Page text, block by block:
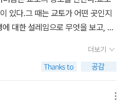
여행과 지식을 즐기는 올바른 방
것이 아니라 얼마나 깊이 있게 보
내와 시간내서 못가봤던 광륭사를
토에서 가장 사랑하는 노무라미술
번 가봐야겠습니다. 한손에는 이
보는 시선도 필요하다는 생각에
나선다는 것은 이미 비극적 역
을 조금은 벗어나보자는 마음
라를 상징하는 문화유산 동대사 금
경주에 가서 불국사를 안보고 가
데 이런 역사가 있었다니.. 알고 가
있다.그 때는 교토가 어떤 곳인지
대한 설레임으로 무엇을 보고, 무
다는 생각만 가지고 있었는데 생
《여행자를 위한 교토 답사기》를
아쉬웠던 마음을 조금은 해소하며
교토에 간다면 더욱 재미있고 유익
더보기